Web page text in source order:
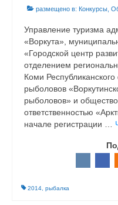
размещено в: Конкурсы
Управление туризма
«Воркута»,
«Городской центр
отделением
Коми
рыболовов
рыболовов» и
ответственностью
начале регистрации …
2014 рыбалка